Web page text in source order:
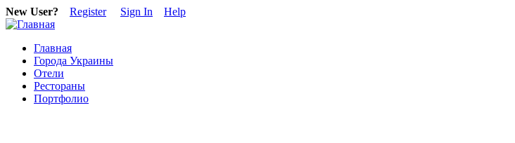
New User? Register Sign In Help
Главная
Города Украины
Отели
Рестораны
Портфолио